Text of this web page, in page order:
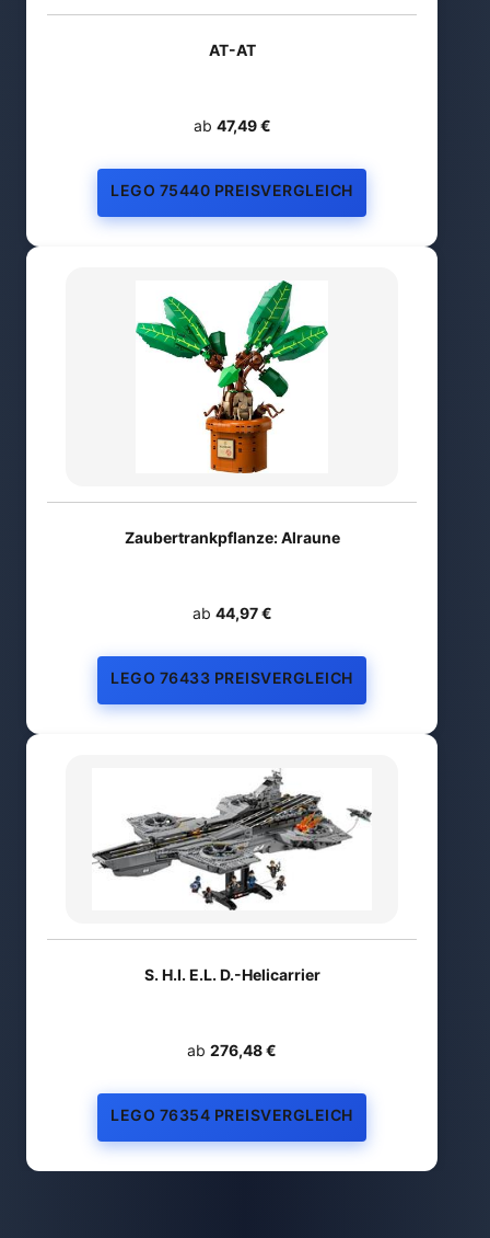
AT-AT
ab 47,49 €
LEGO 75440 PREISVERGLEICH
Zaubertrankpflanze: Alraune
ab 44,97 €
LEGO 76433 PREISVERGLEICH
S. H.I. E.L. D.-Helicarrier
ab 276,48 €
LEGO 76354 PREISVERGLEICH